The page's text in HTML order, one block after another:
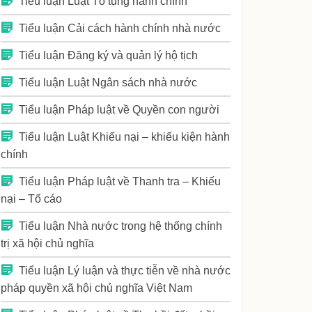
Tiểu luận Cải cách hành chính nhà nước
Tiểu luận Đăng ký và quản lý hộ tịch
Tiểu luận Luật Ngân sách nhà nước
Tiểu luận Pháp luật về Quyền con người
Tiểu luận Luật Khiếu nại – khiếu kiện hành
chính
Tiểu luận Pháp luật về Thanh tra – Khiếu
nại – Tố cáo
Tiểu luận Nhà nước trong hệ thống chính
trị xã hội chủ nghĩa
Tiểu luận Lý luận và thực tiễn về nhà nước
pháp quyền xã hội chủ nghĩa Việt Nam